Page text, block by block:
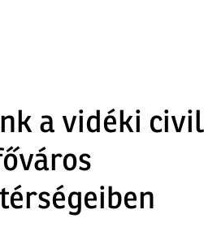
a vidéki civil